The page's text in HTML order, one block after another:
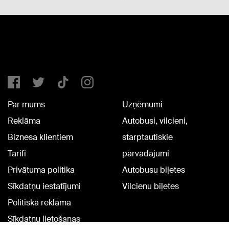
Par mums
Reklāma
Biznesa klientiem
Tarifi
Privātuma politika
Sīkdatņu iestatījumi
Politiskā reklāma
Sīkdatņu lietošanas
Uzņēmumi
Autobusi, vilcieni,
starptautiskie
pārvadājumi
Autobusu biļetes
Vilcienu biļetes